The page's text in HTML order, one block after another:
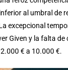
al umbral de
excepcional
Given y la falta
€ a 10.000 €.